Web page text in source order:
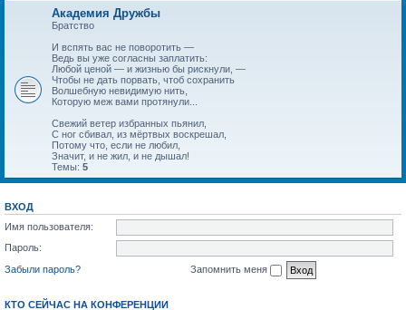
Академия Дружбы
Братство
И вспять вас не поворотить —
Ведь вы уже согласны заплатить:
Любой ценой — и жизнью бы рискнули, —
Чтобы не дать порвать, чтоб сохранить
Волшебную невидимую нить,
Которую меж вами протянули...
Свежий ветер избранных пьянил,
С ног сбивал, из мёртвых воскрешал,
Потому что, если не любил,
Значит, и не жил, и не дышал!
Темы: 5
ВХОД
Имя пользователя:
Пароль:
Забыли пароль?
Запомнить меня
КТО СЕЙЧАС НА КОНФЕРЕНЦИИ